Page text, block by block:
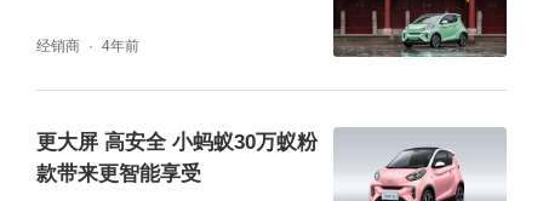
经销商 4年前
更大屏 高安全 小蚂蚁30万蚁粉
款带来更智能享受